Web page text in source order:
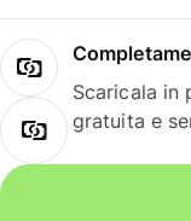
Scaricala in
gratuita e